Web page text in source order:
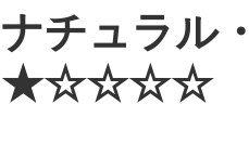
ナチュラル
★☆☆☆☆